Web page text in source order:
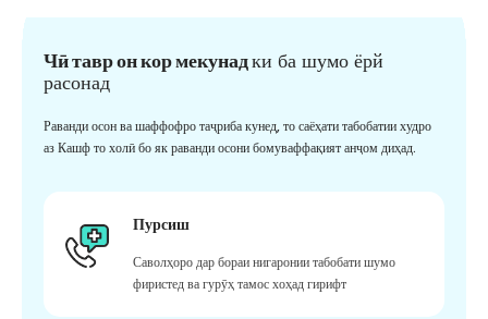
Чӣ тавр он кор мекунадки ба шумо ёрй
расонад
Раванди осон ва шаффофро таҷриба кунед, то саёҳати табобатии худро
аз Кашф то холӣ бо як раванди осони бомуваффақият анҷом диҳад.
Пурсиш
Саволҳоро дар бораи нигаронии табобати шумо
фиристед ва гурӯҳ тамос хоҳад гирифт